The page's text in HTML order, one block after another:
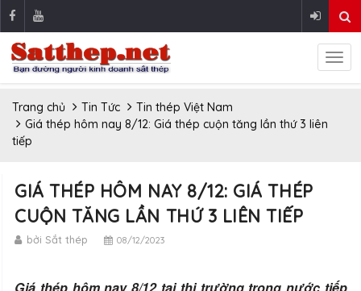
Trang chủ Tin Tức
Tin thép Việt Nam
Giá thép hôm nay 8/12: Giá thép cuộn tăng lần thứ 3 liên
tiếp
GIÁ THÉP HÔM NAY 8/12: GIÁ THÉP
CUỘN TĂNG LẦN THỨ 3 LIÊN TIẾP
bởi Sắt thép 08/12/2023